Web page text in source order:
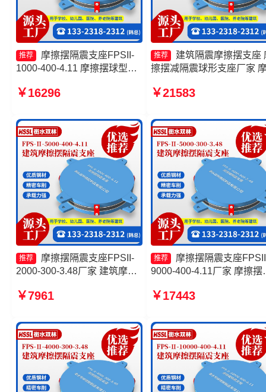
推荐
摩擦摆隔震支座FPSII-
1000-400-4.11 摩擦摆球型减
FPSII-5000-300-3.48厂家 摩
350-3.81厂家
￥16296
推荐
建筑隔震摩擦摆支座
擦摆减隔震球形支座厂家
3.48源头工厂 减隔震摩擦
￥21583
推荐
摩擦摆隔震支座FPSII-
2000-300-3.48厂家 建筑摩擦
摩擦摆隔震支座FPSII-10000-
FPSII-2000-350-3.81生产厂
家
￥7961
推荐
摩擦摆隔震支座
9000-400-4.11厂家 摩擦摆
支座生产厂家 摩擦摆隔震
￥17443